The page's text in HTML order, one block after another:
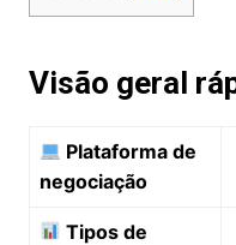
Visão geral
Plataforma de
negociação
Tipos de